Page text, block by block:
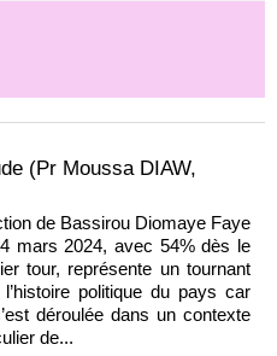
(Pr Moussa DIAW,
de Bassirou Diomaye Faye
mars 2024, avec 54% dès le
tour, représente un tournant
politique du pays car
déroulée dans un contexte
de...